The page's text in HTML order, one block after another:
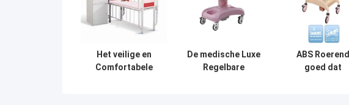
Het veilige en
Comfortabele
De medische Luxe
Regelbare
ABS Roerend
goed dat